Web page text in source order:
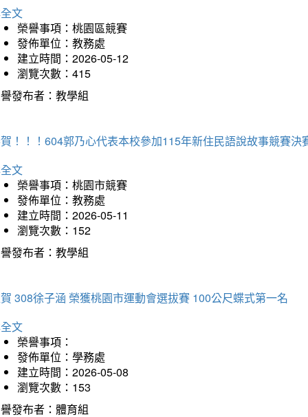
文
榮譽事項：桃園區競賽
發佈單位：教務處
建立時間：2026-05-12
瀏覽次數：415
發布者：教學組
！！！604郭乃心代表本校參加115年新住民語說故事競賽決
文
榮譽事項：桃園市競賽
發佈單位：教務處
建立時間：2026-05-11
瀏覽次數：152
發布者：教學組
308徐子涵 榮獲桃園市運動會選拔賽 100公尺蝶式第一名
文
榮譽事項：
發佈單位：學務處
建立時間：2026-05-08
瀏覽次數：153
發布者：體育組